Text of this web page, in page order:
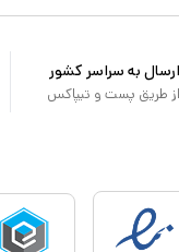
ارسال به سراسر کشور
از طریق پست و تیپاکس